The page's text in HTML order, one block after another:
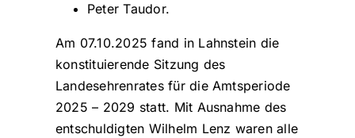
Peter Taudor.
Am 07.10.2025 fand in Lahnstein die
konstituierende Sitzung des
Landesehrenrates für die Amtsperiode
2025 – 2029 statt. Mit Ausnahme des
entschuldigten Wilhelm Lenz waren alle